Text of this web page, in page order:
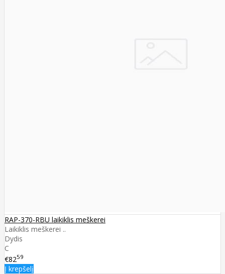
RAP-370-RBU laikiklis meškerei
Laikiklis meškerei ..
Dydis
C
€8259
Į krepšelį